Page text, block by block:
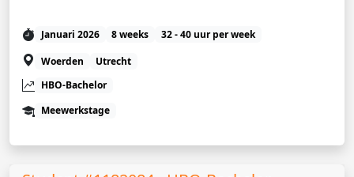
Januari 2026 8 weeks
32 - 40 uur per week
Woerden
Utrecht
HBO-Bachelor
Meewerkstage